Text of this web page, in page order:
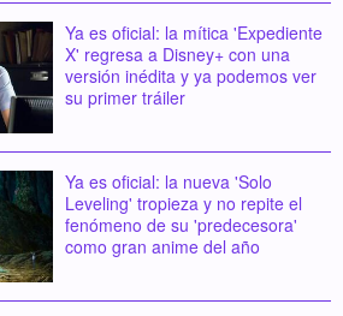
Ya es oficial: la mítica 'Expediente
X' regresa a Disney+ con una
versión inédita y ya podemos ver
su primer tráiler
Ya es oficial: la nueva 'Solo
Leveling' tropieza y no repite el
fenómeno de su 'predecesora'
como gran anime del año